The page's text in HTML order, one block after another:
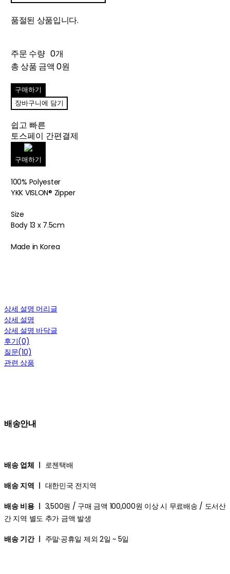
품절된 상품입니다.
주문 수량 0개
총 상품 금액 0원
구매하기
장바구니에 담기
쉽고 빠른
토스페이 간편결제
구매하기
100% Polyester
YKK VISLON® Zipper
Size
Body 13 x 7.5cm
Made in Korea
상세 설명 머리글
상세 설명
상세 설명 바닥글
후기(0)
질문(10)
관련 상품
배송안내
배송 업체 ㅣ 로젠택배
배송 지역 ㅣ 대한민국 전지역
배송 비용 ㅣ 3,500원 / 구매 금액 100,000원 이상 시 무료배송 / 도서산
간 지역 별도 추가 금액 발생
배송 기간 ㅣ 주말·공휴일 제외 2일 ~ 5일